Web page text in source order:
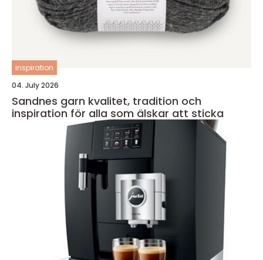
inspiration
04. July 2026
Sandnes garn kvalitet, tradition och
inspiration för alla som älskar att sticka